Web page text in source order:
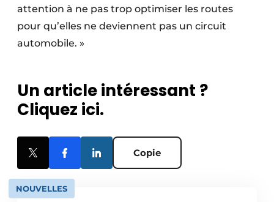
attention à ne pas trop optimiser les routes
pour qu’elles ne deviennent pas un circuit
automobile. »
Un article intéressant ?
Cliquez ici.
Copie
NOUVELLES